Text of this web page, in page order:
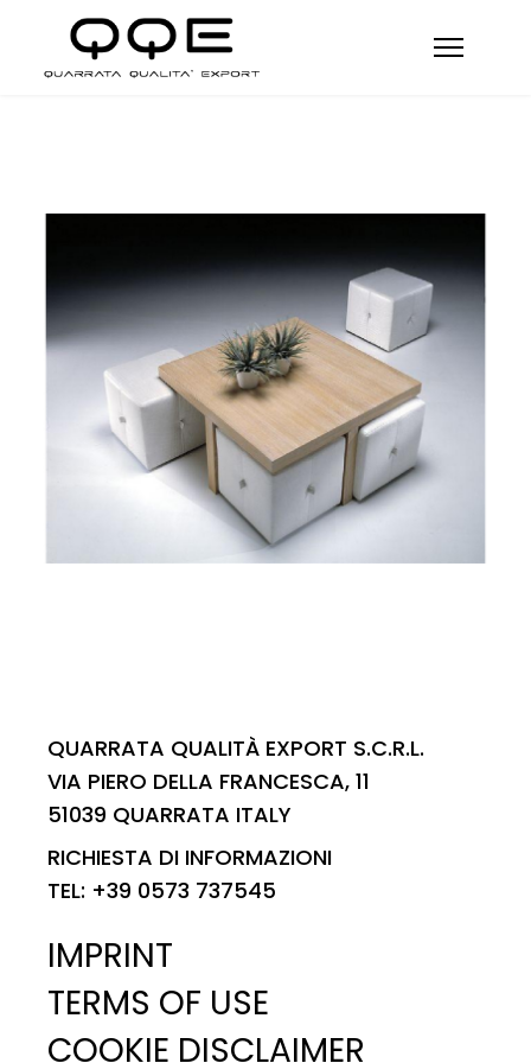
QUARRATA QUALITÀ EXPORT S.C.R.L.
VIA PIERO DELLA FRANCESCA, 11
51039 QUARRATA ITALY
RICHIESTA DI INFORMAZIONI
TEL: +39 0573 737545
IMPRINT
TERMS OF USE
COOKIE DISCLAIMER